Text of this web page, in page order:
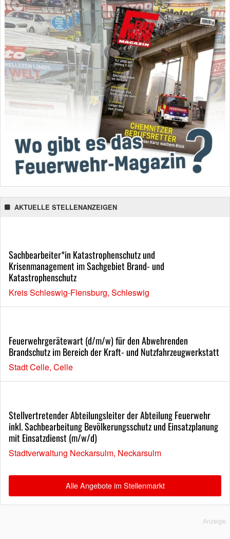
AKTUELLE STELLENANZEIGEN
Sachbearbeiter*in Katastrophenschutz und
Krisenmanagement im Sachgebiet Brand- und
Katastrophenschutz
Kreis Schleswig-Flensburg, Schleswig
Feuerwehrgerätewart (d/m/w) für den Abwehrenden
Brandschutz im Bereich der Kraft- und Nutzfahrzeugwerkstatt
Stadt Celle, Celle
Stellvertretender Abteilungsleiter der Abteilung Feuerwehr
inkl. Sachbearbeitung Bevölkerungsschutz und Einsatzplanung
mit Einsatzdienst (m/w/d)
Stadtverwaltung Neckarsulm, Neckarsulm
Alle Angebote im Stellenmarkt
Anzeige